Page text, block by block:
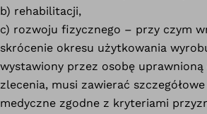
Definicja
według
Rozporządzenia
b) rehabilitacji,
c) rozwoju fizycznego – przy czym
skrócenie okresu użytkowania
wystawiony przez osobę
zlecenia, musi zawierać
medyczne zgodne z kryteriami